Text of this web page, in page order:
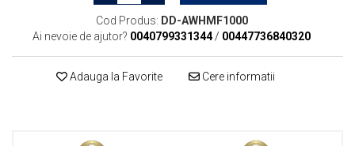
Cod Produs: DD-AWHMF1000
Ai nevoie de ajutor? 0040799331344 / 00447736840320
Adauga la Favorite Cere informatii